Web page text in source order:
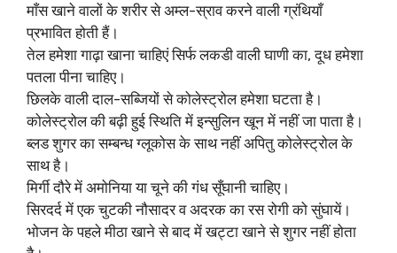
माँस खाने वालों के शरीर से अम्ल-स्राव करने वाली ग्रंथियाँ
प्रभावित होती हैं।
तेल हमेशा गाढ़ा खाना चाहिएं सिर्फ लकडी वाली घाणी का, दूध हमेशा
पतला पीना चाहिए।
छिलके वाली दाल-सब्जियों से कोलेस्ट्रोल हमेशा घटता है।
कोलेस्ट्रोल की बढ़ी हुई स्थिति में इन्सुलिन खून में नहीं जा पाता है।
ब्लड शुगर का सम्बन्ध ग्लूकोस के साथ नहीं अपितु कोलेस्ट्रोल के
साथ है।
मिर्गी दौरे में अमोनिया या चूने की गंध सूँघानी चाहिए।
सिरदर्द में एक चुटकी नौसादर व अदरक का रस रोगी को सुंघायें।
भोजन के पहले मीठा खाने से बाद में खट्टा खाने से शुगर नहीं होता